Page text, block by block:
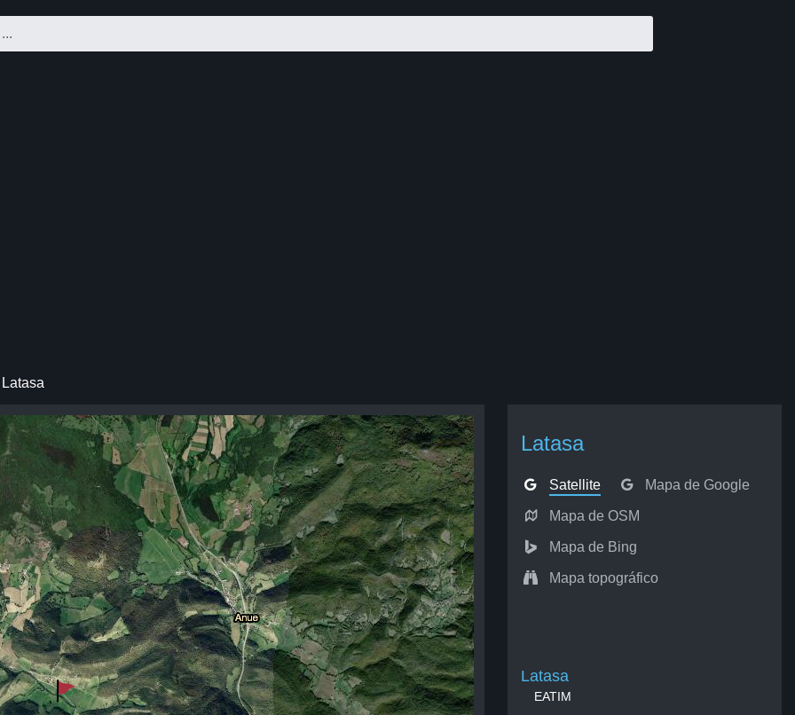
Latasa
Satellite Mapa de Google
Mapa de OSM
Mapa de Bing
Mapa topográfico
Latasa
EATIM